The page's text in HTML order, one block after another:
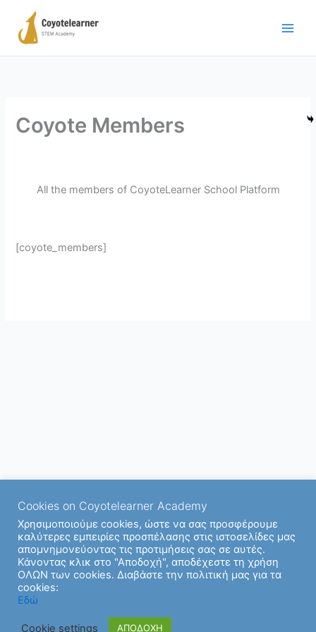
περιεχόμενο
Coyote Members
All the members of CoyoteLearner School Platform
[coyote_members]
Copyright © 2026 | Υποστήριξη από
WordPress
Cookies on Coyotelearner Academy
Χρησιμοποιούμε cookies, ώστε να σας προσφέρουμε
καλύτερες εμπειρίες προσπέλασης στις ιστοσελίδες μας
απομνημονεύοντας τις προτιμήσεις σας σε αυτές.
Κάνοντας κλικ στο "Αποδοχή", αποδέχεστε τη χρήση
ΟΛΩΝ των cookies. Διαβάστε την πολιτική μας για τα
cookies:
Εδώ
Cookie settings ΑΠΟΔΟΧΗ